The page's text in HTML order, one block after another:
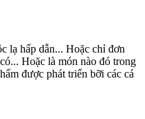
lạ hấp dẫn... Hoặc chỉ đơn
Hoặc là món nào đó trong
được phát triển bỡi các cá